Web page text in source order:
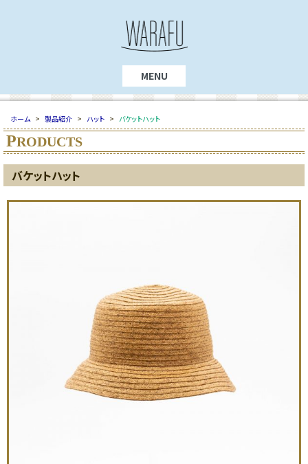
MENU
ホーム > 製品紹介 > ハット > バケットハット
PRODUCTS
バケットハット